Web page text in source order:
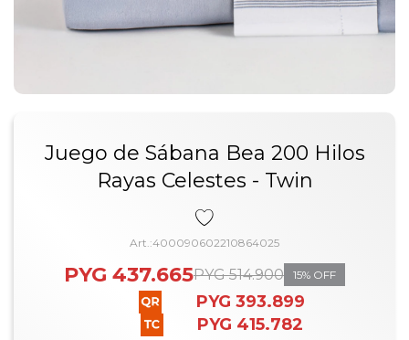
Juego de Sábana Bea 200 Hilos
Rayas Celestes - Twin
400090602210864025
PYG 437.665PYG 514.900 15
PYG 393.899
PYG 415.782